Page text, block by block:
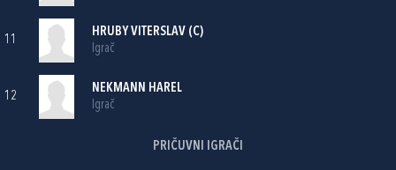
11
HRUBY VITERSLAV (C)
Igrač
12
NEKMANN HAREL
Igrač
PRIČUVNI IGRAČI